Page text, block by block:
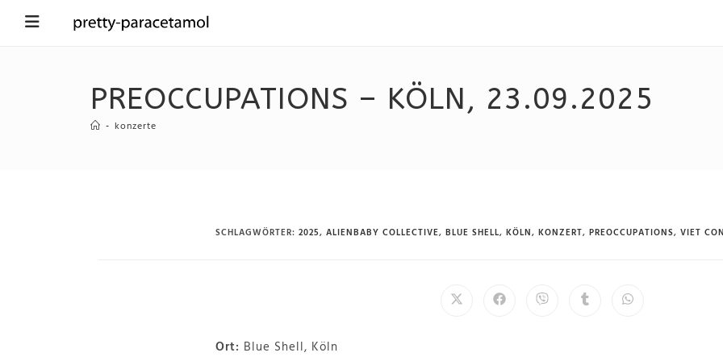
PREOCCUPATIONS – KÖLN, 23.09.2025
- konzerte
SCHLAGWÖRTER: 2025, ALIENBABY COLLECTIVE, BLUE SHELL, KÖLN, KONZERT, PREOCCUPATIONS, VIET
Ort: Blue Shell, Köln